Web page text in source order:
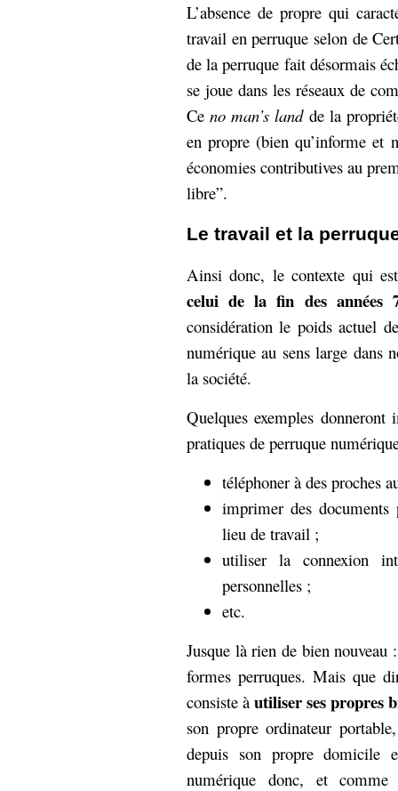
L’absence de propre qui
travail en perruque selon de
de la perruque fait désormais
se joue dans les réseaux de
Ceno man’s landde la
en propre (bien qu’informe et
économies contributives au
libre”.
Le travail et la
Ainsi donc, le contexte qui
celui de la fin des années
considération le poids actuel
numérique au sens large dans
la société.
Quelques exemples
pratiques de perruque
téléphoner à des proches
imprimer des documents
lieu de travail ;
utiliser la connexion
personnelles ;
etc.
Jusque là rien de bien nouveau
formes perruques. Mais que
consiste à utiliser ses propres
son propre ordinateur
depuis son propre domicile
numérique donc, et